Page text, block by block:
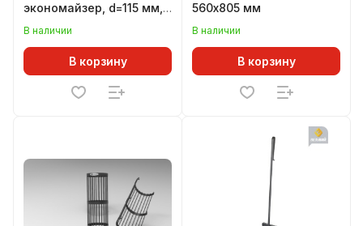
экономайзер, d=115 мм,
L=450 мм
В наличии
В корзину
560х805 мм
В наличии
В корзину